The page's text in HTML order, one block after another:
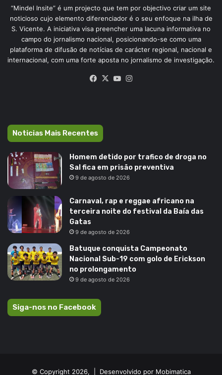
“Mindel Insite” é um projecto que tem por objectivo criar um site
noticioso cujo elemento diferenciador é o seu enfoque na ilha de
S. Vicente. A iniciativa visa preencher uma lacuna informativa no
campo do jornalismo nacional, posicionando-se como uma
plataforma de difusão de notícias de carácter regional, nacional e
internacional, com uma forte aposta no jornalismo de investigação.
Facebook
X YouTube
Noticias Mais Recentes
Homem detido por trafico de droga no
Sal fica em prisão preventiva
9 de agosto de 2026
Carnaval, rap e reggae africano na
terceira noite do festival da Baía das
Gatas
9 de agosto de 2026
Batuque conquista Campeonato
Nacional Sub-19 com golo de Erickson
no prolongamento
9 de agosto de 2026
Siga-nos no Facebook
© Copyright 2026, | Desenvolvido por Mobimatica